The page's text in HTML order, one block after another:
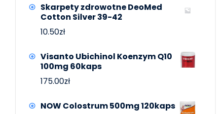
Skarpety zdrowotne DeoMed
Cotton Silver 39-42
10.50zł
Visanto Ubichinol Koenzym Q10
100mg 60kaps
175.00zł
NOW Colostrum 500mg 120kaps